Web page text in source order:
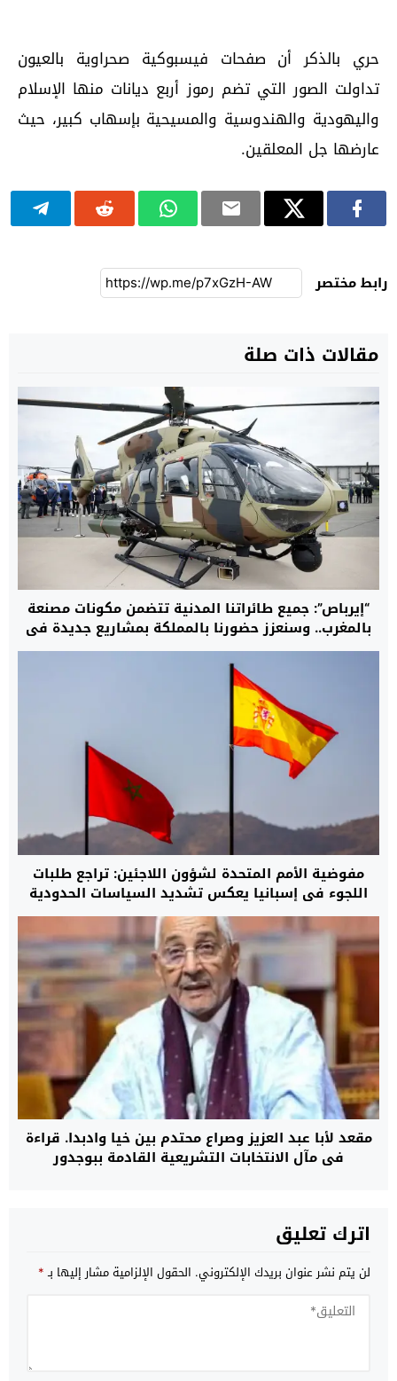
حري بالذكر أن صفحات فيسبوكية صحراوية بالعيون
تداولت الصور التي تضم رموز أربع ديانات منها الإسلام
واليهودية والهندوسية والمسيحية بإسهاب كبير، حيث
عارضها جل المعلقين.
رابط مختصر
مقالات ذات صلة
“إيرباص”: جميع طائراتنا المدنية تتضمن مكونات مصنعة
بالمغرب.. وسنعزز حضورنا بالمملكة بمشاريع جديدة في
مجال المروحيات
مفوضية الأمم المتحدة لشؤون اللاجئين: تراجع طلبات
اللجوء في إسبانيا يعكس تشديد السياسات الحدودية
وتوسيع التعاون مع المغرب
مقعد لأبا عبد العزيز وصراع محتدم بين خيا وادبدا. قراءة
في مآل الانتخابات التشريعية القادمة ببوجدور
اترك تعليق
لن يتم نشر عنوان بريدك الإلكتروني. الحقول الإلزامية مشار إليها بـ*